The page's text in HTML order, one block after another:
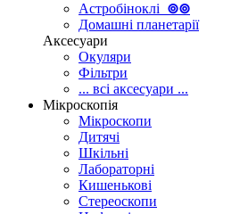
Астробіноклі ⊚⊚
Домашні планетарії
Аксесуари
Окуляри
Фільтри
... всі аксесуари ...
Мікроскопія
Мікроскопи
Дитячі
Шкільні
Лабораторні
Кишенькові
Стереоскопи